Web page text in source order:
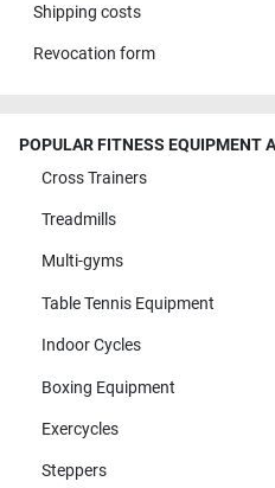
Shipping costs
Revocation form
POPULAR FITNESS EQUIPMENT
Cross Trainers
Treadmills
Multi-gyms
Table Tennis Equipment
Indoor Cycles
Boxing Equipment
Exercycles
Steppers